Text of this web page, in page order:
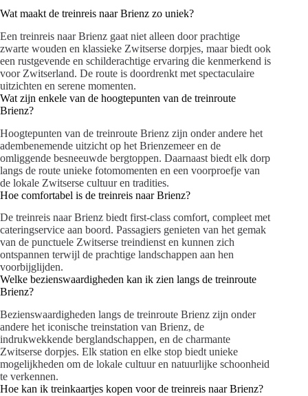
Wat maakt de treinreis naar Brienz zo uniek?
Een treinreis naar Brienz gaat niet alleen door prachtige
zwarte wouden en klassieke Zwitserse dorpjes, maar biedt ook
een rustgevende en schilderachtige ervaring die kenmerkend is
voor Zwitserland. De route is doordrenkt met spectaculaire
uitzichten en serene momenten.
Wat zijn enkele van de hoogtepunten van de treinroute
Brienz?
Hoogtepunten van de treinroute Brienz zijn onder andere het
adembenemende uitzicht op het Brienzemeer en de
omliggende besneeuwde bergtoppen. Daarnaast biedt elk dorp
langs de route unieke fotomomenten en een voorproefje van
de lokale Zwitserse cultuur en tradities.
Hoe comfortabel is de treinreis naar Brienz?
De treinreis naar Brienz biedt first-class comfort, compleet met
cateringservice aan boord. Passagiers genieten van het gemak
van de punctuele Zwitserse treindienst en kunnen zich
ontspannen terwijl de prachtige landschappen aan hen
voorbijglijden.
Welke bezienswaardigheden kan ik zien langs de treinroute
Brienz?
Bezienswaardigheden langs de treinroute Brienz zijn onder
andere het iconische treinstation van Brienz, de
indrukwekkende berglandschappen, en de charmante
Zwitserse dorpjes. Elk station en elke stop biedt unieke
mogelijkheden om de lokale cultuur en natuurlijke schoonheid
te verkennen.
Hoe kan ik treinkaartjes kopen voor de treinreis naar Brienz?